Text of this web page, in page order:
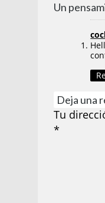
Un
Deja una
Tu
*